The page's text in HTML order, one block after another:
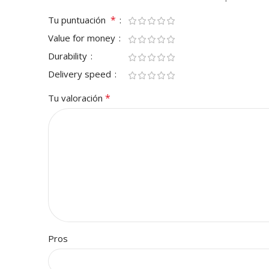
Tu puntuación *
Value for money
Durability
Delivery speed
Tu valoración *
Pros